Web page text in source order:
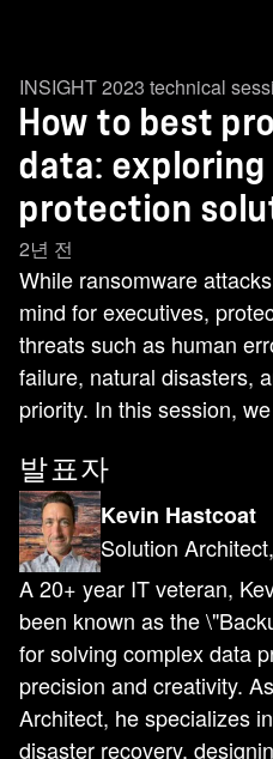
INSIGHT 2023 technical
How to best
data:
protection
2년 전
While ransomware
mind for executives,
threats such as human
failure, natural disasters,
priority. In this session,
발표자
Kevin Hastcoat
Solution
A 20+ year IT veteran,
been known as the
for solving complex data
precision and creativity.
Architect, he specializes
disaster recovery,